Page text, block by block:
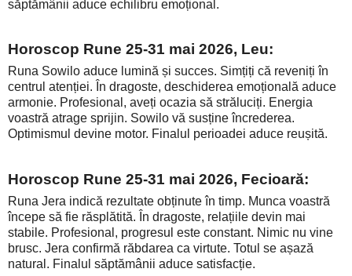
săptămânii aduce echilibru emoțional.
Horoscop Rune 25-31 mai 2026, Leu:
Runa Sowilo aduce lumină și succes. Simțiți că reveniți în
centrul atenției. În dragoste, deschiderea emoțională aduce
armonie. Profesional, aveți ocazia să străluciți. Energia
voastră atrage sprijin. Sowilo vă susține încrederea.
Optimismul devine motor. Finalul perioadei aduce reușită.
Horoscop Rune 25-31 mai 2026, Fecioară:
Runa Jera indică rezultate obținute în timp. Munca voastră
începe să fie răsplătită. În dragoste, relațiile devin mai
stabile. Profesional, progresul este constant. Nimic nu vine
brusc. Jera confirmă răbdarea ca virtute. Totul se așază
natural. Finalul săptămânii aduce satisfacție.